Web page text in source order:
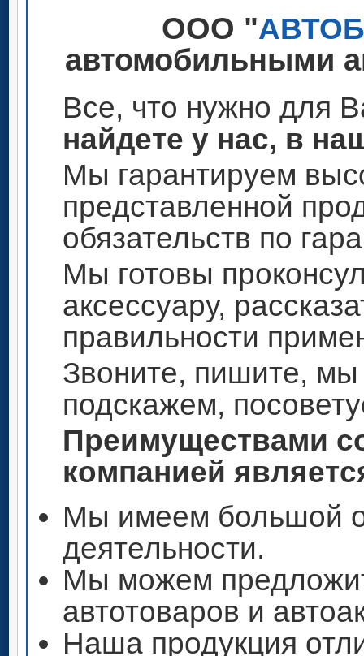
ООО "
автомобильными
Все, что нужно для
найдете у нас, в
Мы гарантируем
представленной
обязательств по
Мы готовы
аксессуару,
правильности
Звоните, пишите, мы
подскажем,
Преимуществами
компанией
Мы имеем большой
деятельности.
Мы можем
автотоваров и
Наша продукция